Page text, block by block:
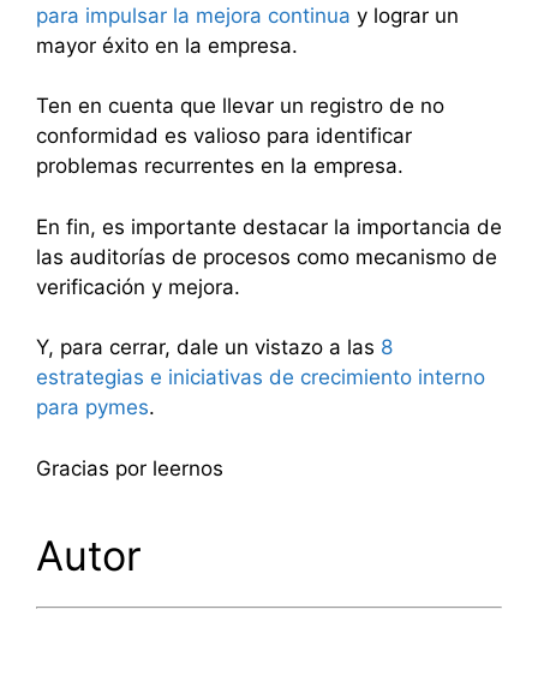
para impulsar la mejora continua y lograr un
mayor éxito en la empresa.
Ten en cuenta que llevar un registro de no
conformidad es valioso para identificar
problemas recurrentes en la empresa.
En fin, es importante destacar la importancia de
las auditorías de procesos como mecanismo de
verificación y mejora.
Y, para cerrar, dale un vistazo a las 8
estrategias e iniciativas de crecimiento interno
para pymes.
Gracias por leernos
Autor